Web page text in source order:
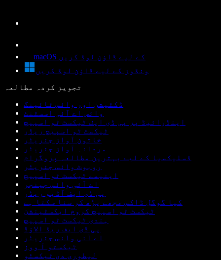
macOS کے لیے ڈاؤن لوڈ کریں
ونڈوز کے لیے ڈاؤن لوڈ کریں
تجویز کردہ مطالعہ
ڈکٹیشن اور وائس ٹائپنگ
وائس اے آئی اسسٹنٹ
اینڈرائیڈ پر پی ڈی ایف ٹیکسٹ ٹو اسپیچ
ٹیکسٹ ٹو اسپیچ ریڈر
خاتون آواز جنریٹر
مردانہ آواز جنریٹر
ڈسلیکسیا کے لیے بہترین مطالعہ پروگرام
روبوٹ وائس جنریٹر
اینیمے ٹیکسٹ ٹو اسپیچ
اے آئی وائس چینجر
پی ڈی ایف آڈیو ریڈر
کیا گوگل ڈاکس مجھے پڑھ کر سنا سکتا ہے
ٹیکسٹ ٹو اسپیچ کروم ایکسٹینشن
ہندی ٹیکسٹ ٹو اسپیچ
پی ڈی ایف ریڈ الاؤڈ
اے آئی وائس جنریٹر
ٹیکستو آ ووز
لیطوری دی ٹیکسٹو